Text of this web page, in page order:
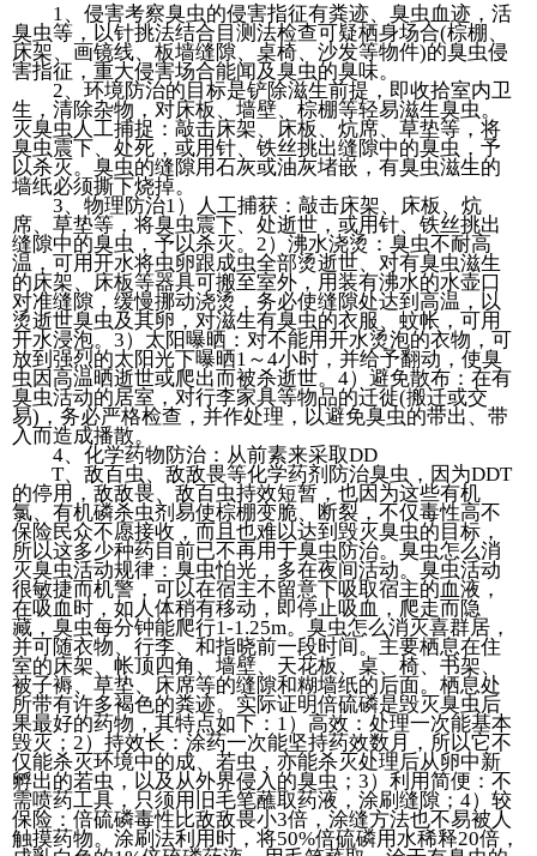
1、侵害考察臭虫的侵害指征有粪迹、臭虫血迹，活
臭虫等，以针挑法结合目测法检查可疑栖身场合(棕棚、
床架、画镜线、板墙缝隙、桌椅、沙发等物件)的臭虫侵
害指征，重大侵害场合能闻及臭虫的臭味。
2、环境防治的目标是铲除滋生前提，即收拾室内卫
生，清除杂物，对床板、墙壁、棕棚等轻易滋生臭虫。
灭臭虫人工捕捉：敲击床架、床板、炕席、草垫等，将
臭虫震下、处死，或用针、铁丝挑出缝隙中的臭虫，予
以杀灭。臭虫的缝隙用石灰或油灰堵嵌，有臭虫滋生的
墙纸必须撕下烧掉。
3、物理防治1）人工捕获：敲击床架、床板、炕
席、草垫等，将臭虫震下、处逝世，或用针、铁丝挑出
缝隙中的臭虫，予以杀灭。2）沸水浇烫：臭虫不耐高
温，可用开水将虫卵跟成虫全部烫逝世、对有臭虫滋生
的床架、床板等器具可搬至室外，用装有沸水的水壶口
对准缝隙，缓慢挪动浇烫，务必使缝隙处达到高温，以
烫逝世臭虫及其卵，对滋生有臭虫的衣服、蚊帐，可用
开水浸泡。3）太阳曝晒：对不能用开水烫泡的衣物，可
放到强烈的太阳光下曝晒1～4小时，并给予翻动，使臭
虫因高温晒逝世或爬出而被杀逝世。4）避免散布：在有
臭虫活动的居室，对行李家具等物品的迁徙(搬迁或交
易)，务必严格检查，并作处理，以避免臭虫的带出、带
入而造成播散。
4、化学药物防治：从前素来采取DD
T、敌百虫、敌敌畏等化学药剂防治臭虫，因为DDT
的停用，敌敌畏、敌百虫持效短暂，也因为这些有机
氯、有机磷杀虫剂易使棕棚变脆、断裂，不仅毒性高不
保险民众不愿接收，而且也难以达到毁灭臭虫的目标，
所以这多少种药目前已不再用于臭虫防治。臭虫怎么消
灭臭虫活动规律：臭虫怕光，多在夜间活动。臭虫活动
很敏捷而机警，可以在宿主不留意下吸取宿主的血液，
在吸血时，如人体稍有移动，即停止吸血，爬走而隐
藏，臭虫每分钟能爬行1-1.25m。臭虫怎么消灭喜群居，
并可随衣物、行李、和指晓前一段时间。主要栖息在住
室的床架、帐顶四角、墙壁、天花板、桌、椅、书架、
被子褥、草垫、床席等的缝隙和糊墙纸的后面。栖息处
所带有许多褐色的粪迹。实际证明倍硫磷是毁灭臭虫后
果最好的药物，其特点如下：1）高效：处理一次能基本
毁灭；2）持效长：涂药一次能坚持药效数月，所以它不
仅能杀灭环境中的成、若虫，亦能杀灭处理后从卵中新
孵出的若虫，以及从外界侵入的臭虫；3）利用简便：不
需喷药工具，只须用旧毛笔蘸取药液，涂刷缝隙；4）较
保险：倍硫磷毒性比敌敌畏小3倍，涂缝方法也不易被人
触摸药物。涂刷法利用时，将50%倍硫磷用水稀释20倍，